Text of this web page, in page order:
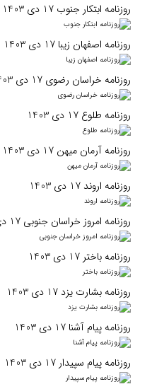
روزنامه ابتکار جنوب 17 دی 1403
روزنامه اصفهان‌ زیبا 17 دی 1403
روزنامه خراسان رضوی 17 دی 1403
روزنامه طلوع 17 دی 1403
روزنامه آرمان میهن 17 دی 1403
روزنامه اروند 17 دی 1403
روزنامه امروز خراسان جنوبی 17 دی 1403
روزنامه باختر 17 دی 1403
روزنامه بشارت یزد 17 دی 1403
روزنامه پیام آشنا 17 دی 1403
روزنامه پیام‌ سپیدار 17 دی 1403